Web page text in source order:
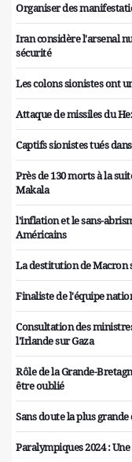
Organiser des
Iran considère l'arsenal
sécurité
Les colons sionistes ont
Attaque de missiles du
Captifs sionistes tués
Près de 130 morts à la
Makala
l'inflation et le sans-
Américains
La destitution de Macron
Finaliste de l'équipe
Consultation des
l'Irlande sur Gaza
Rôle de la Grande-
être oublié
Sans doute la plus
Paralympiques 2024 :